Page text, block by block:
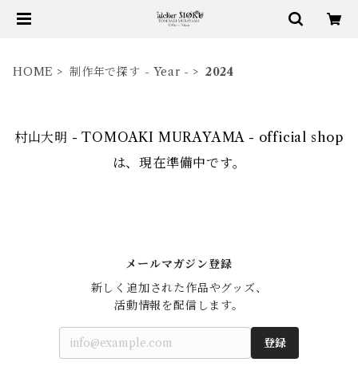
HOME 制作年で探す - Year - 2024
村山大明 - TOMOAKI MURAYAMA - official shop
は、現在準備中です。
メールマガジン登録
新しく追加された作品やグッズ、
活動情報を配信します。
登録